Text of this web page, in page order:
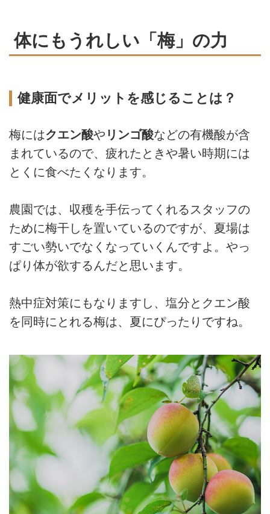
体にもうれしい「梅」の力
健康面でメリットを感じることは？
梅にはクエン酸や リンゴ酸などの有機酸が含
まれているので、疲れたときや暑い時期には
とくに食べたくなります。
農園では、収穫を手伝ってくれるスタッフの
ために梅干しを置いているのですが、夏場は
すごい勢いでなくなっていくんですよ。やっ
ぱり体が欲するんだと思います。
熱中症対策にもなりますし、塩分とクエン酸
を同時にとれる梅は、夏にぴったりですね。